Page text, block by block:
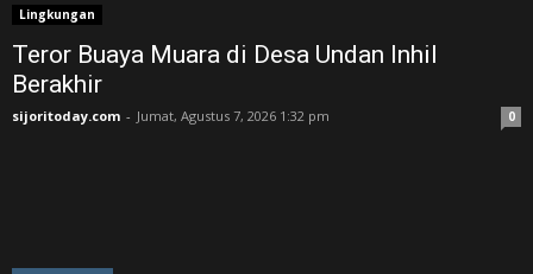
Lingkungan
Teror Buaya Muara di Desa Undan Inhil
Berakhir
sijoritoday.com - Jumat, Agustus 7, 2026 1:32 pm 0